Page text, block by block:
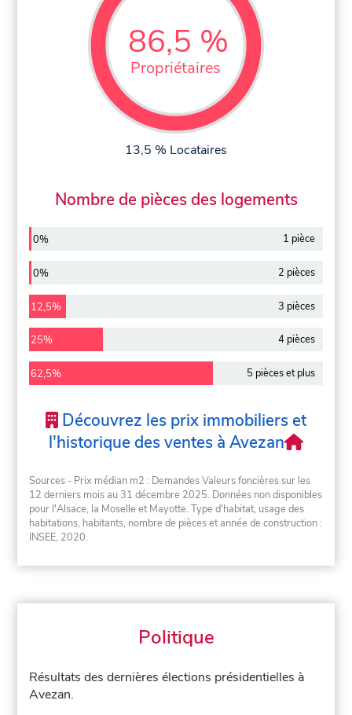
86,5 %
Propriétaires
13,5 % Locataires
Nombre de pièces des logements
0% 1 pièce
0% 2 pièces
12,5% 3 pièces
25% 4 pièces
62,5% 5 pièces et plus
Découvrez les prix immobiliers et
l'historique des ventes à Avezan
Sources - Prix médian m2 : Demandes Valeurs foncières sur les
12 derniers mois au 31 décembre 2025. Données non disponibles
pour l'Alsace, la Moselle et Mayotte. Type d'habitat, usage des
habitations, habitants, nombre de pièces et année de construction :
INSEE, 2020.
Politique
Résultats des dernières élections présidentielles à
Avezan.